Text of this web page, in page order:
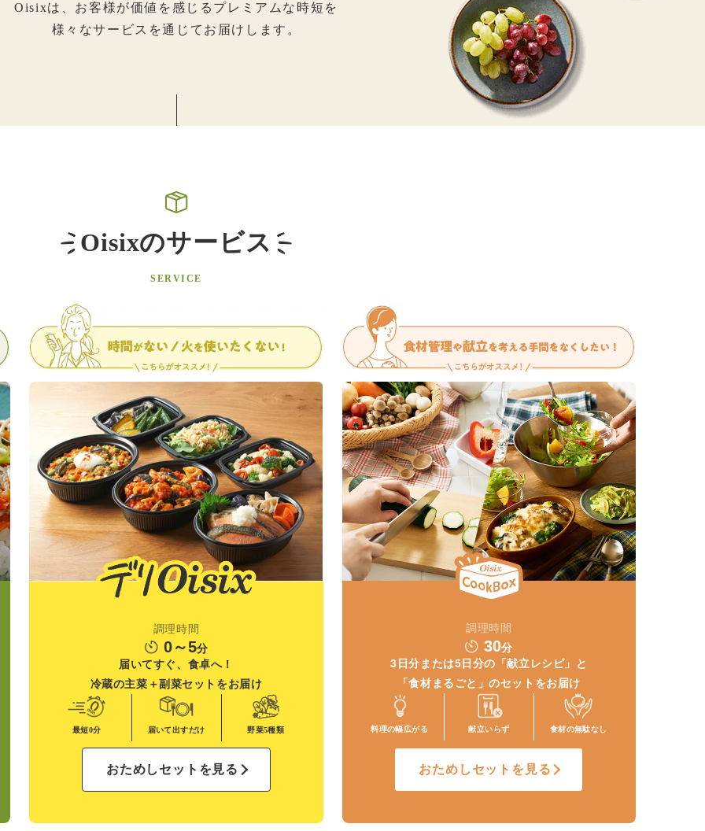
Oisixは、お客様が価値を感じるプレミアムな時短を
様々なサービスを通じてお届けします。
Oisixのサービス
SERVICE
調理時間
0～5分
届いてすぐ、食卓へ！
冷蔵の主菜＋副菜セットをお届け
最短0分 届いて出すだけ 野菜5種類
おためしセットを見る
調理時間
30分
3日分または5日分の 「献立レシピ」と
「食材まるごと」のセットをお届け
料理の幅広がる 献立いらず 食材の無駄なし
おためしセットを見る